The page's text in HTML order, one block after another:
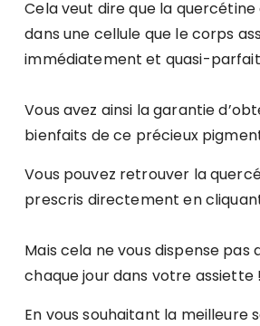
Cela veut dire que la
dans une cellule que le corps
immédiatement et quasi-
Vous avez ainsi la garantie
bienfaits de ce précieux
Vous pouvez retrouver la
prescris directement en
Mais cela ne vous dispense pas
chaque jour dans votre assiette !
En vous souhaitant la meilleure